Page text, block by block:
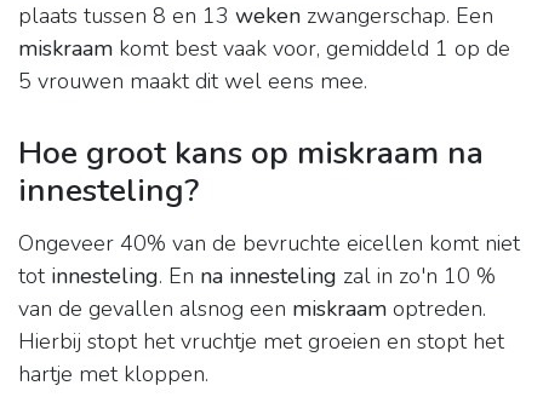
plaats tussen 8 en 13 weken zwangerschap. Een
miskraam komt best vaak voor, gemiddeld 1 op de
5 vrouwen maakt dit wel eens mee.
Hoe groot kans op miskraam na
innesteling?
Ongeveer 40% van de bevruchte eicellen komt niet
tot innesteling. En na innesteling zal in zo'n 10 %
van de gevallen alsnog een miskraam optreden.
Hierbij stopt het vruchtje met groeien en stopt het
hartje met kloppen.